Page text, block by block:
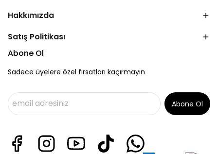
Hakkımızda
Satış Politikası
Abone Ol
Sadece üyelere özel fırsatları kaçırmayın
Abone Ol